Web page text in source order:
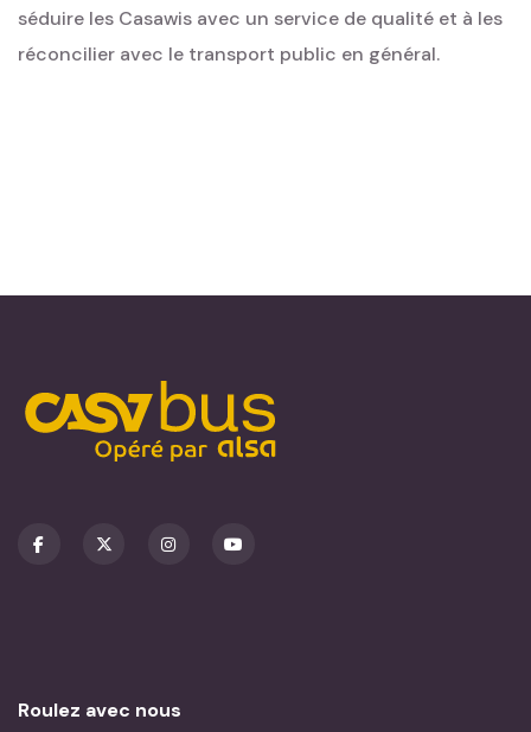
séduire les Casawis avec un service de qualité et à les
réconcilier avec le transport public en général.
Roulez avec nous